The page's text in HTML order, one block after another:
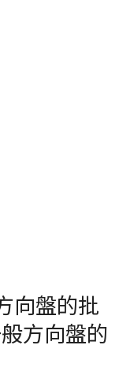
向盤的批
方向盤的